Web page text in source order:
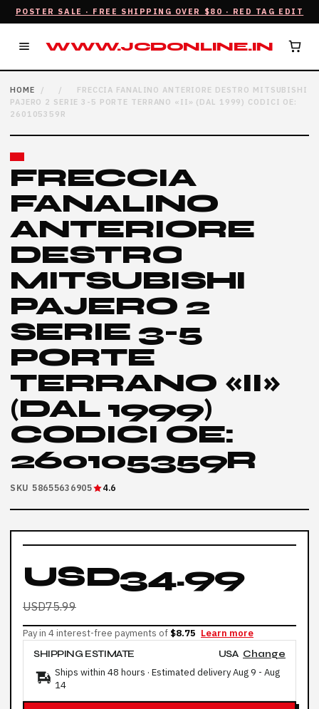
POSTER SALE · FREE SHIPPING OVER $80 · RED TAG EDIT
WWW.JCDONLINE.IN
HOME / /
FRECCIA FANALINO ANTERIORE DESTRO MITSUBISHI
PAJERO 2 SERIE 3-5 PORTE TERRANO «II» (DAL 1999) CODICI OE:
260105359R
FRECCIA
FANALINO
ANTERIORE
DESTRO
MITSUBISHI
PAJERO 2
SERIE 3-5
PORTE
TERRANO «II»
(DAL 1999)
CODICI OE:
260105359R
SKU 58655636905 4.6
USD34.99
USD75.99
Pay in 4 interest-free payments of $8.75 Learn more
SHIPPING ESTIMATE
USA Change
Ships within 48 hours · Estimated deliveryAug 9 - Aug
14